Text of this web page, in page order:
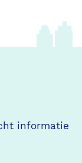
informatie